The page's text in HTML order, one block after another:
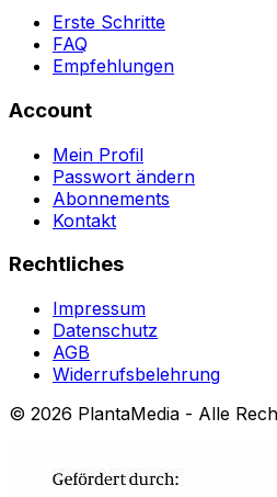
Erste Schritte
FAQ
Empfehlungen
Account
Mein Profil
Passwort ändern
Abonnements
Kontakt
Rechtliches
Impressum
Datenschutz
AGB
Widerrufsbelehrung
© 2026 PlantaMedia - Alle